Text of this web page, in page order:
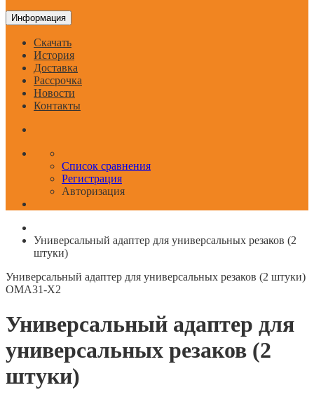
Информация
Скачать
История
Доставка
Рассрочка
Новости
Контакты
Список сравнения
Регистрация
Авторизация
Универсальный адаптер для универсальных резаков (2
штуки)
Универсальный адаптер для универсальных резаков (2 штуки)
OMA31-X2
Универсальный адаптер для
универсальных резаков (2
штуки)